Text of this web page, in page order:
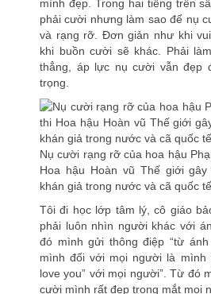
mình đẹp. Trong hai tiếng trên
phải cười nhưng làm sao để nụ
và rạng rỡ. Đơn giản như khi
khi buồn cười sẽ khác. Phải
thẳng, áp lực nụ cười vẫn đẹp
trọng.
Nụ cười rạng rỡ của hoa hậu
Hoa hậu Hoàn vũ Thế giới
khán giả trong nước và cã quốc tế
Tôi đi học lớp tâm lý, cô giáo
phải luôn nhìn người khác với
đó mình gửi thông điệp “từ
mình đối với mọi người là mình
love you” với mọi người”. Từ đó
cười mình rất đẹp trong mắt mọi